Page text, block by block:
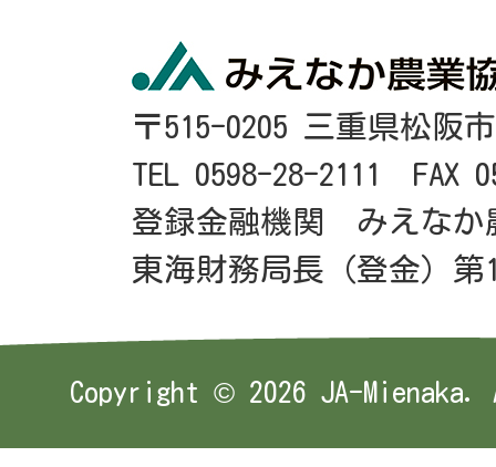
〒515-0205 三重県松阪
TEL 0598-28-2111 FAX
登録金融機関 みえなか
東海財務局長（登金）第
Copyright © 2026 JA-